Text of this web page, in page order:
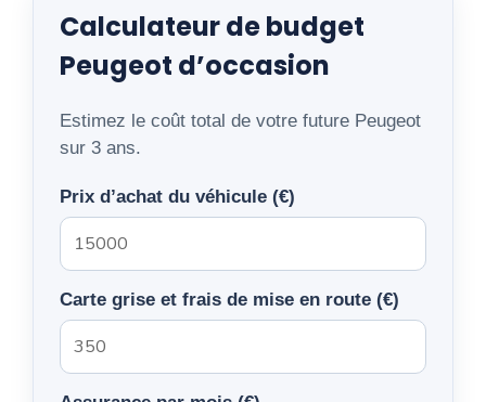
Calculateur de budget
Peugeot d’occasion
Estimez le coût total de votre future Peugeot
sur 3 ans.
Prix d’achat du véhicule (€)
Carte grise et frais de mise en route (€)